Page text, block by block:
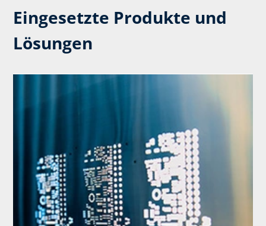
Eingesetzte Produkte und
Lösungen